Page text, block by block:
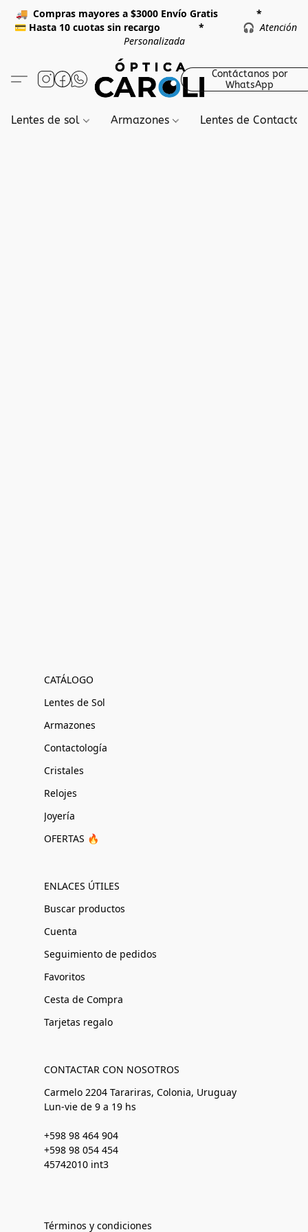
🚚 Compras mayores a $3000 Envío Gratis *
💳 Hasta 10 cuotas sin recargo * 🎧Atención
Personalizada
Contáctanos por
WhatsApp
Lentes de sol Armazones Lentes de Contacto
CATÁLOGO
Lentes de Sol
Armazones
Contactología
Cristales
Relojes
Joyería
OFERTAS 🔥
ENLACES ÚTILES
Buscar productos
Cuenta
Seguimiento de pedidos
Favoritos
Cesta de Compra
Tarjetas regalo
CONTACTAR CON NOSOTROS
Carmelo 2204 Tarariras, Colonia, Uruguay
Lun-vie de 9 a 19 hs
+598 98 464 904
+598 98 054 454
45742010 int3
Términos y condiciones